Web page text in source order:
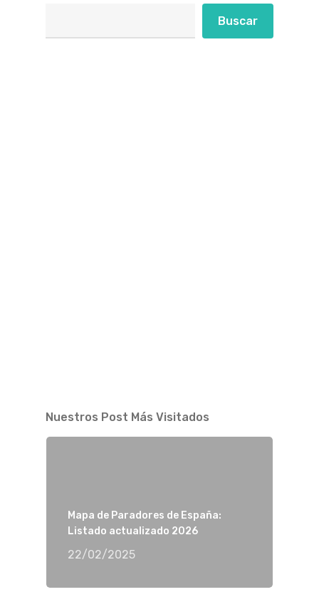
Buscar
Nuestros Post Más Visitados
Mapa de Paradores de España:
Listado actualizado 2026
22/02/2025